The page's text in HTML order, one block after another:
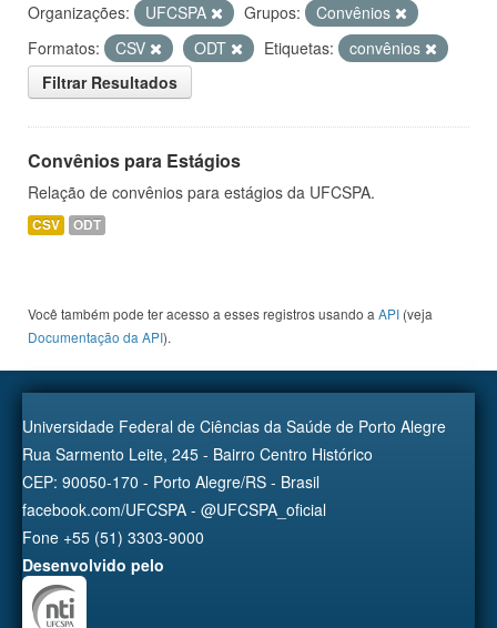
Organizações: UFCSPA Grupos:
Convênios
Formatos:
CSV ODT Etiquetas:
convênios
Filtrar Resultados
Convênios para Estágios
Relação de convênios para estágios da UFCSPA.
CSV ODT
Você também pode ter acesso a esses registros usando a API (veja
Documentação da API).
Universidade Federal de Ciências da Saúde de Porto Alegre
Rua Sarmento Leite, 245 - Bairro Centro Histórico
CEP: 90050-170 - Porto Alegre/RS - Brasil
facebook.com/UFCSPA - @UFCSPA_oficial
Fone +55 (51) 3303-9000
Desenvolvido pelo